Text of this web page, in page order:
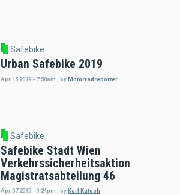
Safebike
Urban Safebike 2019
Apr 15 2019 - 7:50am byMotorradreporter
Safebike
Safebike Stadt Wien
Verkehrssicherheitsaktion
Magistratsabteilung 46
Apr 07 2019 - 9:24pm , byKarl Katoch